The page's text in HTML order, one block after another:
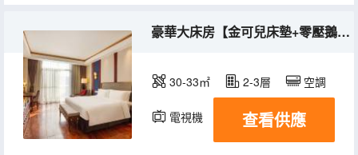
豪華大床房【金可兒床墊+零壓鵝絨枕】
30-33㎡ 2-3層 空調
電視機 查看供應